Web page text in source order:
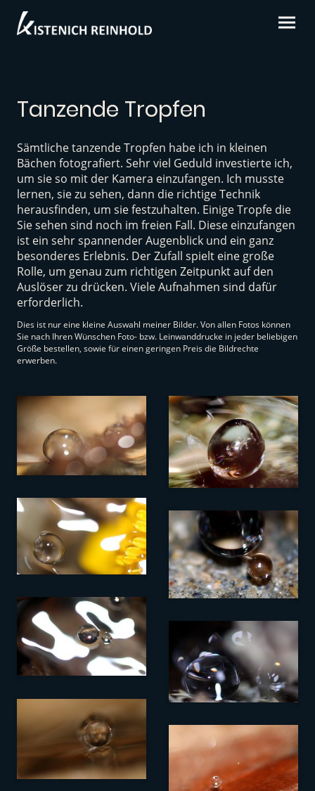
Tanzende Tropfen
Sämtliche tanzende Tropfen habe ich in kleinen
Bächen fotografiert. Sehr viel Geduld investierte ich,
um sie so mit der Kamera einzufangen. Ich musste
lernen, sie zu sehen, dann die richtige Technik
herausfinden, um sie festzuhalten. Einige Tropfe die
Sie sehen sind noch im freien Fall. Diese einzufangen
ist ein sehr spannender Augenblick und ein ganz
besonderes Erlebnis. Der Zufall spielt eine große
Rolle, um genau zum richtigen Zeitpunkt auf den
Auslöser zu drücken. Viele Aufnahmen sind dafür
erforderlich.
Dies ist nur eine kleine Auswahl meiner Bilder. Von allen Fotos können
Sie nach Ihren Wünschen Foto- bzw. Leinwanddrucke in jeder beliebigen
Größe bestellen, sowie für einen geringen Preis die Bildrechte
erwerben.